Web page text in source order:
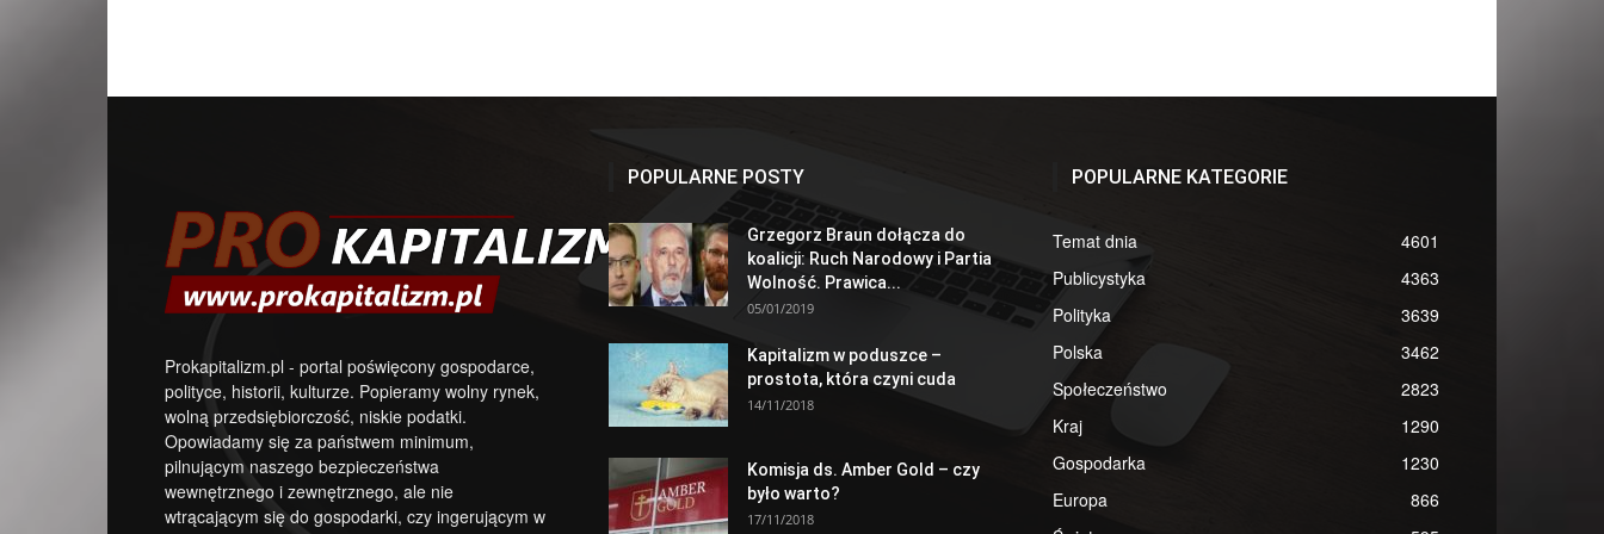
Prokapitalizm.pl - portal poświęcony gospodarce,
polityce, historii, kulturze. Popieramy wolny rynek,
wolną przedsiębiorczość, niskie podatki.
Opowiadamy się za państwem minimum,
pilnującym naszego bezpieczeństwa
wewnętrznego i zewnętrznego, ale nie
wtrącającym się do gospodarki, czy ingerującym w
POPULARNE POSTY
Grzegorz Braun dołącza do
koalicji: Ruch Narodowy i Partia
Wolność. Prawica...
05/01/2019
Kapitalizm w poduszce –
prostota, która czyni cuda
14/11/2018
Komisja ds. Amber Gold – czy
było warto?
17/11/2018
POPULARNE KATEGORIE
Temat dnia
4601
Publicystyka
4363
Polityka
3639
Polska
3462
Społeczeństwo
2823
Kraj
1290
Gospodarka
1230
Europa
866